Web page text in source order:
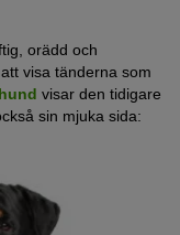
orädd och
visa tänderna som
visar den tidigare
sin mjuka sida: